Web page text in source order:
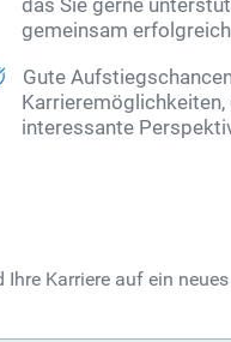
das Sie gerne
gemeinsam
Gute
interessante
Karriere auf ein